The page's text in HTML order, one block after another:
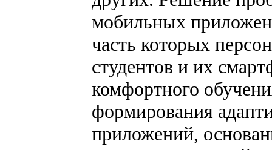
мобильных
часть которых
студентов и их
комфортного
формирования
приложений,